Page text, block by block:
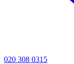
020 308 0315